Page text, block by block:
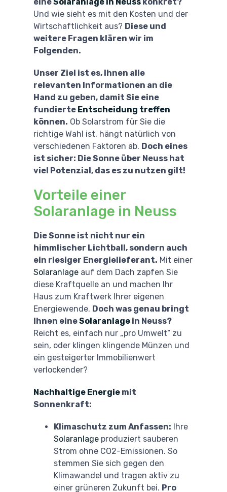
eineSolaranlage in Neuss konkret?
Und wie sieht es mit den Kosten und der
Wirtschaftlichkeit aus? Diese und
weitere Fragen klären wir im
Folgenden.
Unser Ziel ist es, Ihnen alle
relevanten Informationen an die
Hand zu geben, damit Sie eine
fundierte Entscheidung treffen
können. Ob Solarstrom für Sie die
richtige Wahl ist, hängt natürlich von
verschiedenen Faktoren ab. Doch eines
ist sicher: Die Sonne über Neuss hat
viel Potenzial, das es zu nutzen gilt!
Vorteile einer
Solaranlage in Neuss
Die Sonne ist nicht nur ein
himmlischer Lichtball, sondern auch
ein riesiger Energielieferant. Mit einer
Solaranlage auf dem Dach zapfen Sie
diese Kraftquelle an und machen Ihr
Haus zum Kraftwerk Ihrer eigenen
Energiewende. Doch was genau bringt
Ihnen eineSolaranlage in Neuss?
Reicht es, einfach nur „pro Umwelt“ zu
sein, oder klingen klingende Münzen und
ein gesteigerter Immobilienwert
verlockender?
Nachhaltige Energie mit
Sonnenkraft:
Klimaschutz zum Anfassen: Ihre
Solaranlage produziert sauberen
Strom ohne CO2-Emissionen. So
stemmen Sie sich gegen den
Klimawandel und tragen aktiv zu
einer grüneren Zukunft bei. Pro